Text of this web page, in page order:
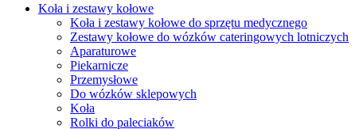
Koła i zestawy kołowe
Koła i zestawy kołowe do sprzętu medycznego
Zestawy kołowe do wózków cateringowych lotniczych
Aparaturowe
Piekarnicze
Przemysłowe
Do wózków sklepowych
Koła
Rolki do paleciaków